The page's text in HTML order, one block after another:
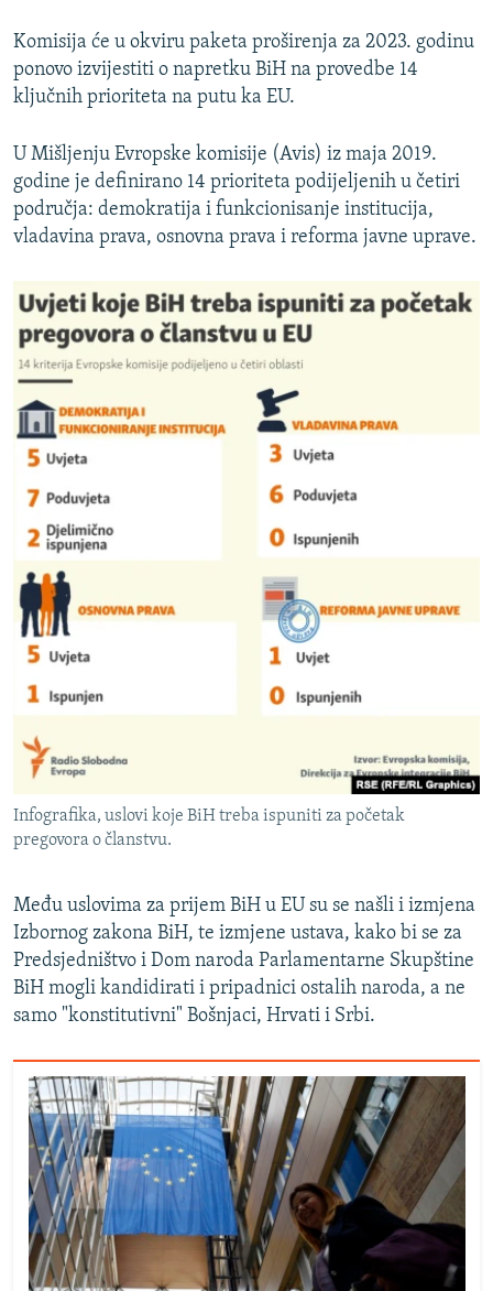
Komisija će u okviru paketa proširenja za 2023. godinu
ponovo izvijestiti o napretku BiH na provedbe 14
ključnih prioriteta na putu ka EU.
U Mišljenju Evropske komisije (Avis) iz maja 2019.
godine je definirano 14 prioriteta podijeljenih u četiri
područja: demokratija i funkcionisanje institucija,
vladavina prava, osnovna prava i reforma javne uprave.
Infografika, uslovi koje BiH treba ispuniti za početak
pregovora o članstvu.
Među uslovima za prijem BiH u EU su se našli i izmjena
Izbornog zakona BiH, te izmjene ustava, kako bi se za
Predsjedništvo i Dom naroda Parlamentarne Skupštine
BiH mogli kandidirati i pripadnici ostalih naroda, a ne
samo "konstitutivni" Bošnjaci, Hrvati i Srbi.